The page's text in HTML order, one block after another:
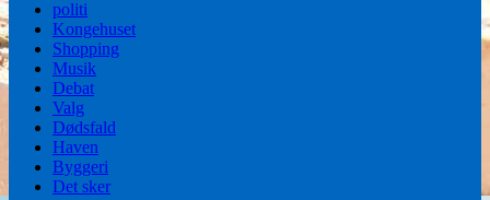
politi
Kongehuset
Shopping
Musik
Debat
Valg
Dødsfald
Haven
Byggeri
Det sker